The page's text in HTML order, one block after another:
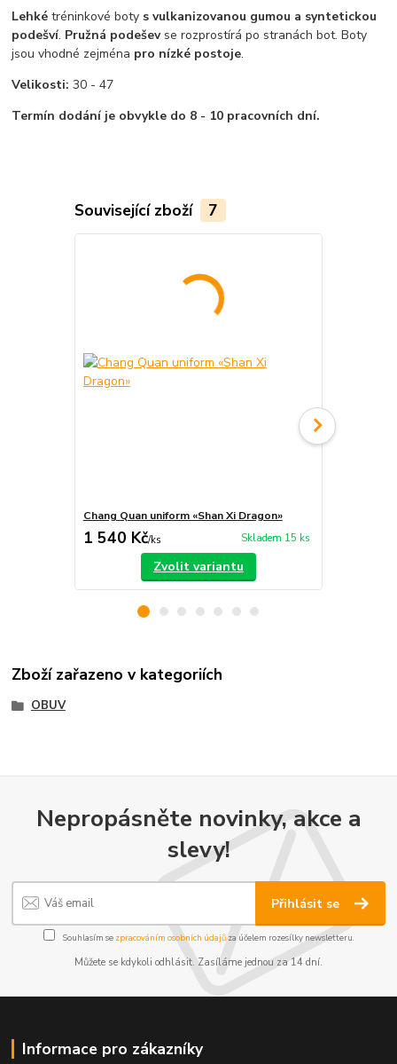
Lehké tréninkové boty s vulkanizovanou gumou a syntetickou
podešví. Pružná podeševse rozprostírá po stranách bot. Boty
jsou vhodné zejména pro nízké postoje.
Velikosti: 30 - 47
Termín dodání je obvykle do 8 - 10 pracovních dní.
Související zboží 7
Chang Quan uniform «Shan Xi Dragon»
1 540 Kč/ks Skladem 15 ks
Zvolit variantu
Zboží zařazeno v kategoriích
OBUV
Nepropásněte novinky, akce a
slevy!
Přihlásit se
Souhlasím se zpracováním osobních údajůza účelem rozesílky newsletteru.
Můžete se kdykoli odhlásit. Zasíláme jednou za 14 dní.
Informace pro zákazníky